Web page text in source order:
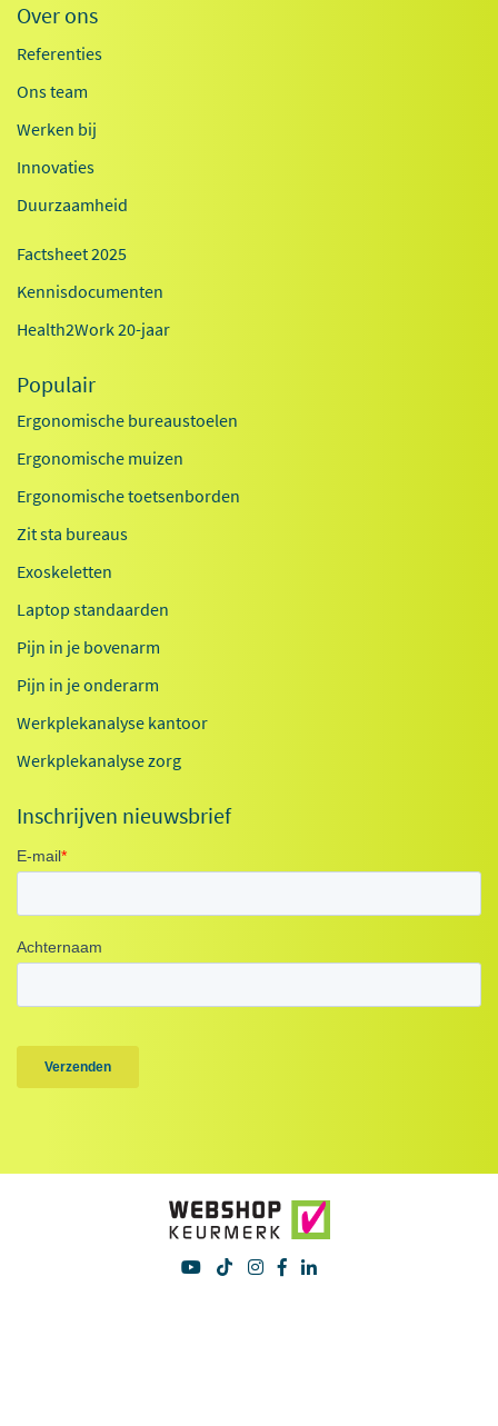
Over ons
Referenties
Ons team
Werken bij
Innovaties
Duurzaamheid
Factsheet 2025
Kennisdocumenten
Health2Work 20-jaar
Populair
Ergonomische bureaustoelen
Ergonomische muizen
Ergonomische toetsenborden
Zit sta bureaus
Exoskeletten
Laptop standaarden
Pijn in je bovenarm
Pijn in je onderarm
Werkplekanalyse kantoor
Werkplekanalyse zorg
Inschrijven nieuwsbrief